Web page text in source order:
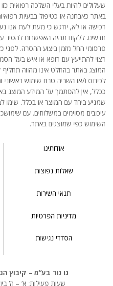
שעלולים להיות בעלי השלכה רפואית
באתר כאבחנה או כטיפול בבעיות
רכישה או לא, יודגש כי מעת לעת אנו
חדשים. ללקוח תהיה האפשרות להסיר
פרסומי החל מזמן ביצוע ההסרה.
רצוי להתייעץ עם רופא או איש בעל
המוצג באתר בהחלט אינו מהווה תחליף
לכיבוס ו/או השריה טרם שימוש
ככלל, אין להסתמך על המידע המוצג
שמגיע ביחד עם המוצר או בכלל.
עיכובים מסוימים במשלוחים. עם
השימוש כפי שמוצגים באתר.
אודותינו
שאלות נפוצות
תנאי השירות
מדיניות הפרטיות
הסדרי נגישות
גו גוד בע”מ – קיבוץ
שעות פעילות: א’ – ה’ בין השעות